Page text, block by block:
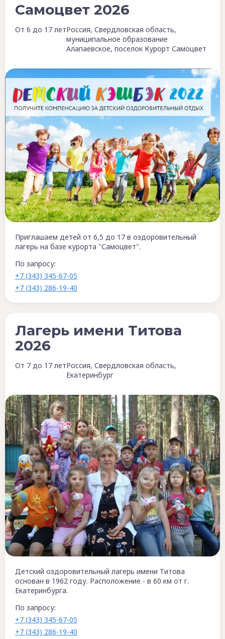
Самоцвет 2026
От 6 до 17 летРоссия, Свердловская область,
муниципальное образование
Алапаевское, поселок Курорт Самоцвет
Приглашаем детей от 6,5 до 17 в оздоровительный
лагерь на базе курорта "Самоцвет".
По запросу:
+7 (343) 345-67-05
+7 (343) 286-19-40
Лагерь имени Титова
2026
От 7 до 17 летРоссия, Свердловская область,
Екатеринбург
Детский оздоровительный лагерь имени Титова
основан в 1962 году. Расположение - в 60 км от г.
Екатеринбурга.
По запросу:
+7 (343) 345-67-05
+7 (343) 286-19-40